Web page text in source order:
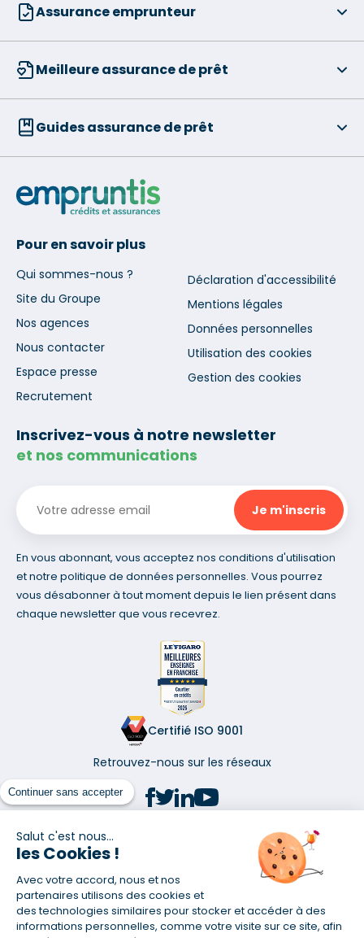
Continuer sans accepter
Salut c'est nous...
les Cookies !
Avec votre accord, nous et nos
partenaires utilisons des cookies et
des technologies similaires pour stocker et accéder à des
informations personnelles, comme votre visite sur ce site, afin
Assurance emprunteur
Meilleure assurance de prêt
Guides assurance de prêt
Pour en savoir plus
Qui sommes-nous ?
Site du Groupe
Nos agences
Nous contacter
Espace presse
Recrutement
Déclaration d'accessibilité
Mentions légales
Données personnelles
Utilisation des cookies
Gestion des cookies
Inscrivez-vous à notre newsletter
et nos communications
En vous abonnant, vous acceptez nos conditions d'utilisation
et notre politique de données personnelles. Vous pourrez
vous désabonner à tout moment depuis le lien présent dans
chaque newsletter que vous recevrez.
Certifié ISO 9001
Retrouvez-nous sur les réseaux
(1) Taux fixe national hors assurance et selon votre profil
(2) Économie de 65 % pour l'assurance d'un prêt amortissable de 330
457,23 € à 0,90 % sur 19,5 ans, accordé à un salarié non cadre assuré à
100 % (décès, PTIA, IPP, ITT, IPP) âgé de 36 ans fumeur et une personne
salariée non cadre assurée à 100 % (décès, PTIA, IPP, ITT, IPP) âgée de 35
ans et non-fumeur, tous deux sans risque médical connu. Au